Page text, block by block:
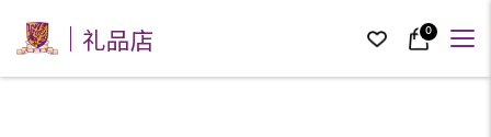
礼品店 0